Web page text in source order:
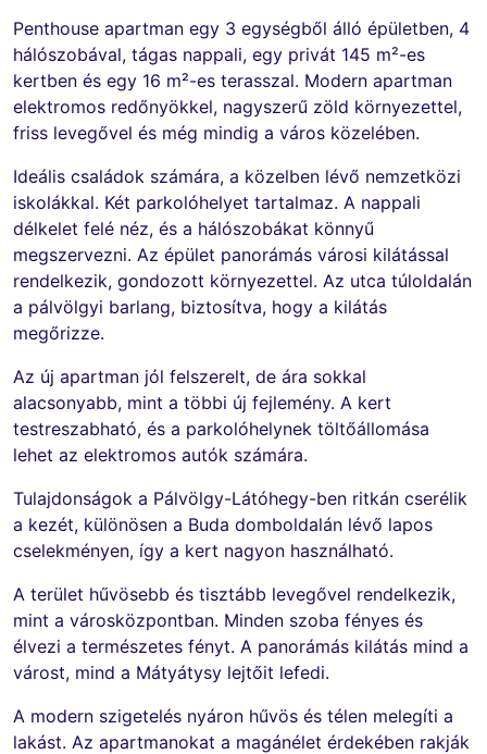
Penthouse apartman egy 3 egységből álló épületben, 4
hálószobával, tágas nappali, egy privát 145 m²-es
kertben és egy 16 m²-es terasszal. Modern apartman
elektromos redőnyökkel, nagyszerű zöld környezettel,
friss levegővel és még mindig a város közelében.
Ideális családok számára, a közelben lévő nemzetközi
iskolákkal. Két parkolóhelyet tartalmaz. A nappali
délkelet felé néz, és a hálószobákat könnyű
megszervezni. Az épület panorámás városi kilátással
rendelkezik, gondozott környezettel. Az utca túloldalán
a pálvölgyi barlang, biztosítva, hogy a kilátás
megőrizze.
Az új apartman jól felszerelt, de ára sokkal
alacsonyabb, mint a többi új fejlemény. A kert
testreszabható, és a parkolóhelynek töltőállomása
lehet az elektromos autók számára.
Tulajdonságok a Pálvölgy-Látóhegy-ben ritkán cserélik
a kezét, különösen a Buda domboldalán lévő lapos
cselekményen, így a kert nagyon használható.
A terület hűvösebb és tisztább levegővel rendelkezik,
mint a városközpontban. Minden szoba fényes és
élvezi a természetes fényt. A panorámás kilátás mind a
várost, mind a Mátyátysy lejtőit lefedi.
A modern szigetelés nyáron hűvös és télen melegíti a
lakást. Az apartmanokat a magánélet érdekében rakják